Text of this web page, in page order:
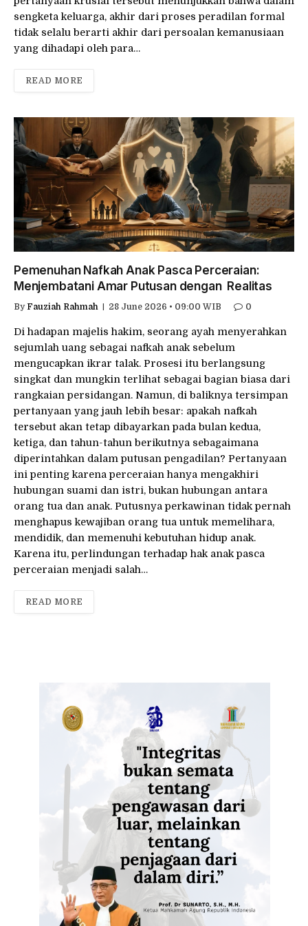
sengketa keluarga, akhir dari proses peradilan formal
tidak selalu berarti akhir dari persoalan kemanusiaan
yang dihadapi oleh para…
READ MORE
Pemenuhan Nafkah Anak Pasca Perceraian:
Menjembatani Amar Putusan dengan Realitas
By Fauziah Rahmah 28 June 2026 • 09:00 WIB 0
Di hadapan majelis hakim, seorang ayah menyerahkan
sejumlah uang sebagai nafkah anak sebelum
mengucapkan ikrar talak. Prosesi itu berlangsung
singkat dan mungkin terlihat sebagai bagian biasa dari
rangkaian persidangan. Namun, di baliknya tersimpan
pertanyaan yang jauh lebih besar: apakah nafkah
tersebut akan tetap dibayarkan pada bulan kedua,
ketiga, dan tahun-tahun berikutnya sebagaimana
diperintahkan dalam putusan pengadilan? Pertanyaan
ini penting karena perceraian hanya mengakhiri
hubungan suami dan istri, bukan hubungan antara
orang tua dan anak. Putusnya perkawinan tidak pernah
menghapus kewajiban orang tua untuk memelihara,
mendidik, dan memenuhi kebutuhan hidup anak.
Karena itu, perlindungan terhadap hak anak pasca
perceraian menjadi salah…
READ MORE